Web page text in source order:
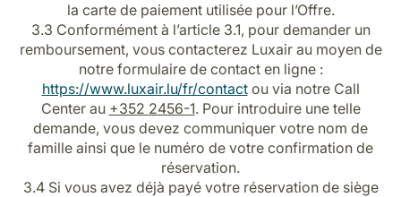
la carte de paiement utilisée pour l’Offre.
3.3 Conformément à l’article 3.1, pour demander un
remboursement, vous contacterez Luxair au moyen de
notre formulaire de contact en ligne :
https://www.luxair.lu/fr/contactou via notre Call
Center au +352 2456-1. Pour introduire une telle
demande, vous devez communiquer votre nom de
famille ainsi que le numéro de votre confirmation de
réservation.
3.4 Si vous avez déjà payé votre réservation de siège